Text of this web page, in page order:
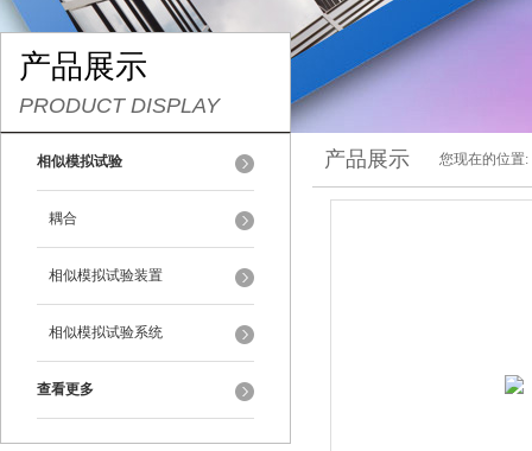
产品展示
PRODUCT DISPLAY
相似模拟试验
耦合
相似模拟试验装置
相似模拟试验系统
查看更多
产品展示 您现在的位置: